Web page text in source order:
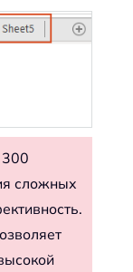
300
сложных